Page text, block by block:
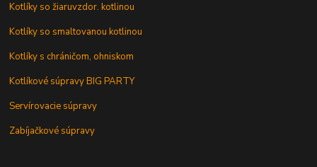
Kotlíky so žiaruvzdor. kotlinou
Kotlíky so smaltovanou kotlinou
Kotlíky s chráničom, ohniskom
Kotlíkové súpravy BIG PARTY
Servírovacie súpravy
Zabíjačkové súpravy